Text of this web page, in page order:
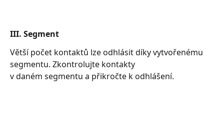
III. Segment
Větší počet kontaktů lze odhlásit díky vytvořenému
segmentu. Zkontrolujte kontakty
v daném segmentu a přikročte k odhlášení.